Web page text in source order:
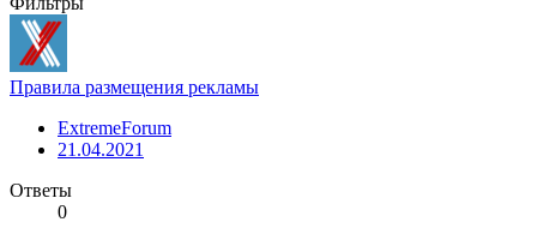
Правила размещения рекламы
ExtremeForum
21.04.2021
Ответы
0